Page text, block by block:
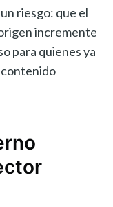
riesgo: que el
incremente
para quienes ya